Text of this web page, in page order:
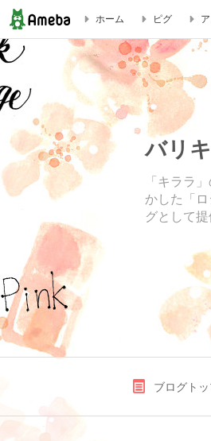
ふわっとした、コミュ力なるもの
ホーム ピグ
バリ
「キララ
かした「
グとして
ブログト